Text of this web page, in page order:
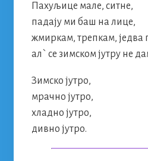
Пахуљице мале, ситне,
падају ми баш на лице,
жмиркам, трепкам, једва
ал` се зимском јутру не
Зимско јутро,
мрачно јутро,
хладно јутро,
дивно јутро.